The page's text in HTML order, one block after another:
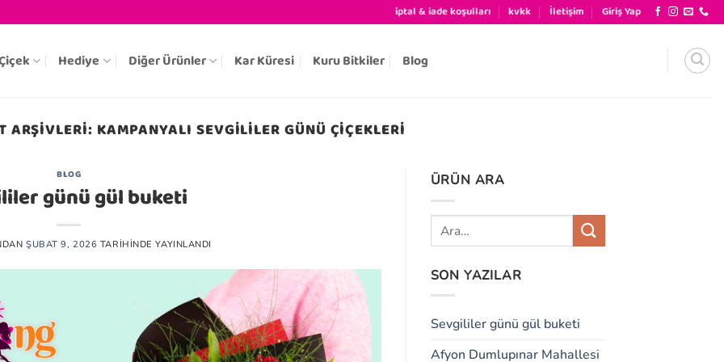
iptal & iade koşulları kvkk İletişim Giriş Yap
Hediye Diğer Ürünler Kar Küresi Kuru Bitkiler Blog
ARŞIVLERI: KAMPANYALI SEVGILILER GÜNÜ ÇIÇEKLERI
BLOG
günü gül buketi
ŞUBAT 9, 2026 TARIHINDE YAYINLANDI
ÜRÜN ARA
SON YAZILAR
Sevgililer günü gül buketi
Afyon Dumlupınar Mahallesi